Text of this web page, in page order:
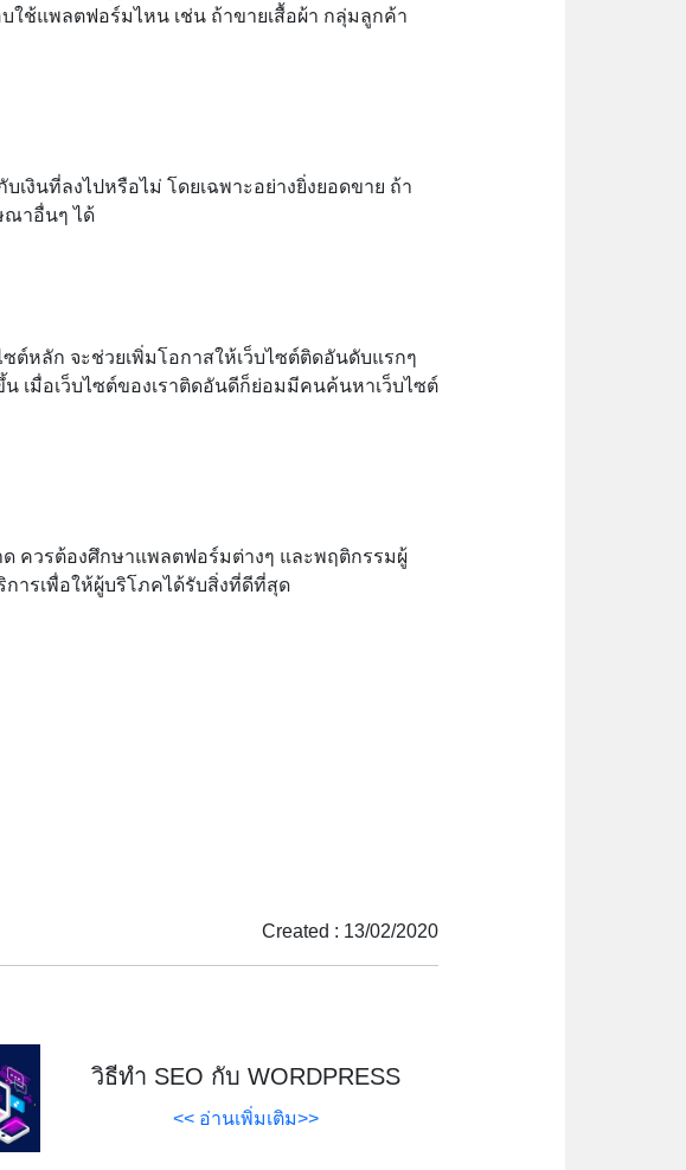
ช้แพลตฟอร์มไหน เช่น ถ้าขายเสื้อผ้า กลุ่มลูกค้า
งินที่ลงไปหรือไม่ โดยเฉพาะอย่างยิ่งยอดขาย ถ้า
ณาอื่นๆ ได้
ต์หลัก จะช่วยเพิ่มโอกาสให้เว็บไซต์ติดอันดับแรกๆ
เมื่อเว็บไซต์ของเราติดอันดีก็ย่อมมีคนค้นหาเว็บไซต์
ควรต้องศึกษาแพลตฟอร์มต่างๆ และพฤติกรรมผู้
ารเพื่อให้ผู้บริโภคได้รับสิ่งที่ดีที่สุด
Created : 13/02/2020
วิธีทำ SEO กับ WORDPRESS
<< อ่านเพิ่มเติม>>